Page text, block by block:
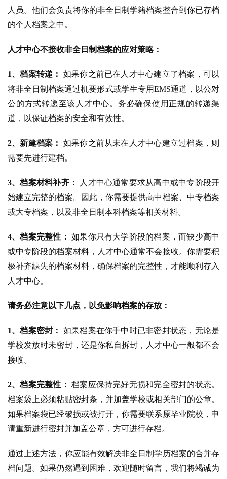
人员。他们会负责将你的非全日制学籍档案整合到你已存档
的个人档案之中。
人才中心不接收非全日制档案的应对策略：
1、档案转递：
如果你之前已在人才中心建立了档案，可以
将非全日制档案通过机要形式或学生专用EMS通道，以公对
公的方式转递至该人才中心。务必确保使用正规的转递渠
道，以保证档案的安全和有效性。
2、新建档案：
如果你之前从未在人才中心建立过档案，则
需要先进行建档。
3、档案材料补齐：
人才中心通常要求从高中或中专阶段开
始建立完整的档案。因此，你需要提供高中档案、中专档案
或大专档案，以及非全日制本科档案等相关材料。
4、档案完整性： 如果你只有大学阶段的档案，而缺少高中
或中专阶段的档案材料，人才中心通常不会接收。你需要积
极补齐缺失的档案材料，确保档案的完整性，才能顺利存入
人才中心。
请务必注意以下几点，以免影响档案的存放：
1、档案密封：
如果档案在你手中时已非密封状态，无论是
学校发放时未密封，还是你私自拆封，人才中心一般都不会
接收。
2、档案完整性： 档案应保持完好无损和完全密封的状态。
档案袋上必须粘贴密封条，并加盖学校或相关部门的公章。
如果档案袋已经破损或被打开，你需要联系原毕业院校，申
请重新进行密封并加盖公章，方可进行存档。
通过上述方法，你应能有效解决非全日制学历档案的合并存
档问题。如果仍然遇到困难，欢迎随时留言，我们将竭诚为